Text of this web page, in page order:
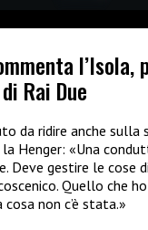
l’Isola,
Rai Due
da ridire anche sulla
Henger: «Una
Deve gestire le cose
Quello che
non c’è stata.»